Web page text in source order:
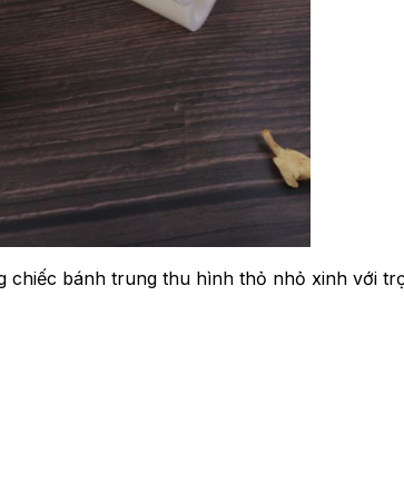
chiếc bánh trung thu hình thỏ nhỏ xinh với